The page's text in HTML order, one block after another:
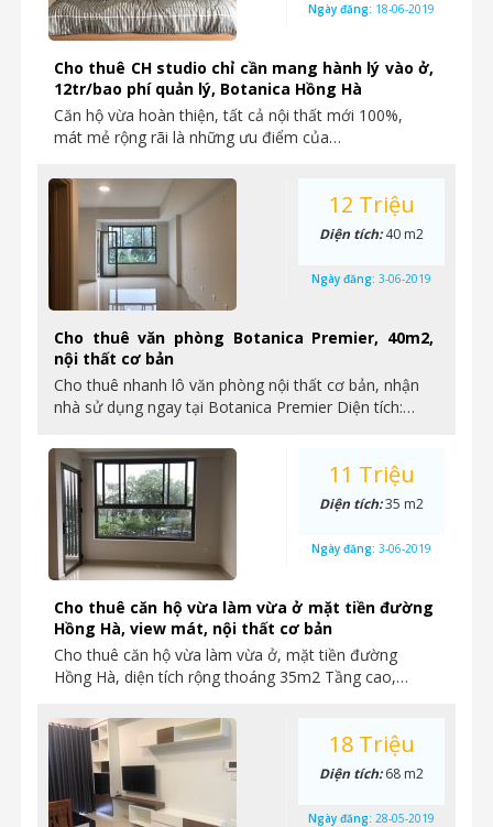
Cho thuê CH studio chỉ cần mang hành lý vào ở,
12tr/bao phí quản lý, Botanica Hồng Hà
Căn hộ vừa hoàn thiện, tất cả nội thất mới 100%,
mát mẻ rộng rãi là những ưu điểm của…
Ngày đăng: 18-06-2019
Cho thuê văn phòng Botanica Premier, 40m2,
nội thất cơ bản
Cho thuê nhanh lô văn phòng nội thất cơ bản, nhận
nhà sử dụng ngay tại Botanica Premier Diện tích:…
12 Triệu
Diện tích:40 m2
Ngày đăng: 3-06-2019
Cho thuê căn hộ vừa làm vừa ở mặt tiền đường
Hồng Hà, view mát, nội thất cơ bản
Cho thuê căn hộ vừa làm vừa ở, mặt tiền đường
Hồng Hà, diện tích rộng thoáng 35m2 Tầng cao,…
11 Triệu
Diện tích:35 m2
Ngày đăng: 3-06-2019
18 Triệu
Diện tích:68 m2
Ngày đăng: 28-05-2019